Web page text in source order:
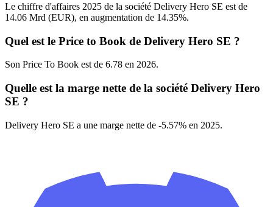
Le chiffre d'affaires 2025 de la société Delivery Hero SE est de
14.06 Mrd (EUR), en augmentation de 14.35%.
Quel est le Price to Book de Delivery Hero SE ?
Son Price To Book est de 6.78 en 2026.
Quelle est la marge nette de la société Delivery Hero
SE ?
Delivery Hero SE a une marge nette de -5.57% en 2025.